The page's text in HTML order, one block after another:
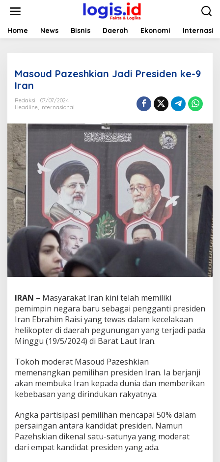
t
Home News Bisnis Daerah Ekonomi
Masoud Pazeshkian Jadi Presiden ke-9
Iran
Redaksi
07/07/2024
Headline, Internasional
IRAN – Masyarakat Iran kini telah memiliki
pemimpin negara baru sebagai pengganti presiden
Iran Ebrahim Raisi yang tewas dalam kecelakaan
helikopter di daerah pegunungan yang terjadi pada
Minggu (19/5/2024) di Barat Laut Iran.
Tokoh moderat Masoud Pazeshkian
memenangkan pemilihan presiden Iran. Ia berjanji
akan membuka Iran kepada dunia dan memberikan
kebebasan yang dirindukan rakyatnya.
Angka partisipasi pemilihan mencapai 50% dalam
persaingan antara kandidat presiden. Namun
Pazehskian dikenal satu-satunya yang moderat
dari empat kandidat presiden yang ada.